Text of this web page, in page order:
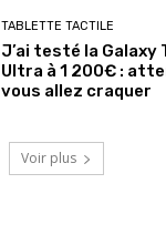
TABLETTE TACTILE
J’ai testé la Galaxy
Ultra à 1 200€ :
vous allez craquer
Voir plus